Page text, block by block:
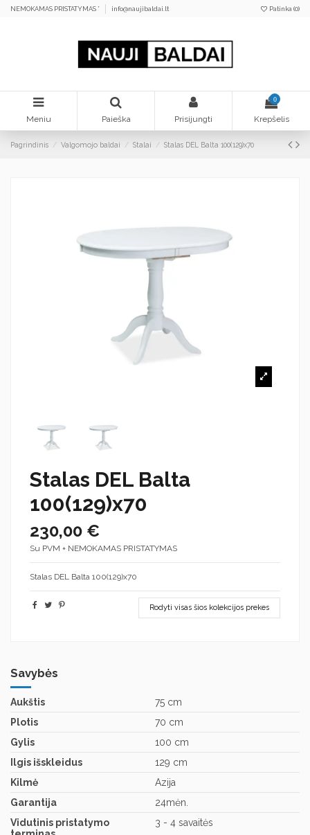
NEMOKAMAS PRISTATYMAS * info@naujibaldai.lt Patinka (0)
Meniu Paieška Prisijungti
0
Krepšelis
Pagrindinis Valgomojo baldai Stalai Stalas DEL Balta 100(129)x70
Stalas DEL Balta
100(129)x70
230,00 €
Su PVM + NEMOKAMAS PRISTATYMAS
Stalas DEL Balta 100(129)x70
Rodyti visas šios kolekcijos prekes
Savybės
Aukštis
75 cm
Plotis
70 cm
Gylis
100 cm
Ilgis išskleidus
129 cm
Kilmė
Azija
Garantija
24mėn.
Vidutinis pristatymo
3 - 4 savaitės